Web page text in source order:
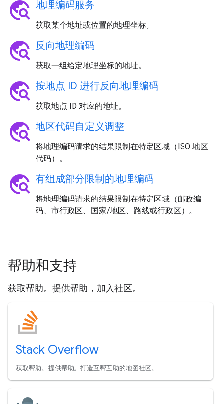
travel_explore 地理编码服务
获取某个地址或位置的地理坐标。
travel_explore 反向地理编码
获取一组给定地理坐标的地址。
travel_explore 按地点 ID 进行反向地理编码
获取地点 ID 对应的地址。
travel_explore 地区代码自定义调整
将地理编码请求的结果限制在特定区域（ISO 地区
代码）。
travel_explore 有组成部分限制的地理编码
将地理编码请求的结果限制在特定区域（邮政编
码、市行政区、国家/地区、路线或行政区）。
帮助和支持
获取帮助。提供帮助，加入社区。
Stack Overflow
获取帮助。提供帮助。打造互帮互助的地图社区。